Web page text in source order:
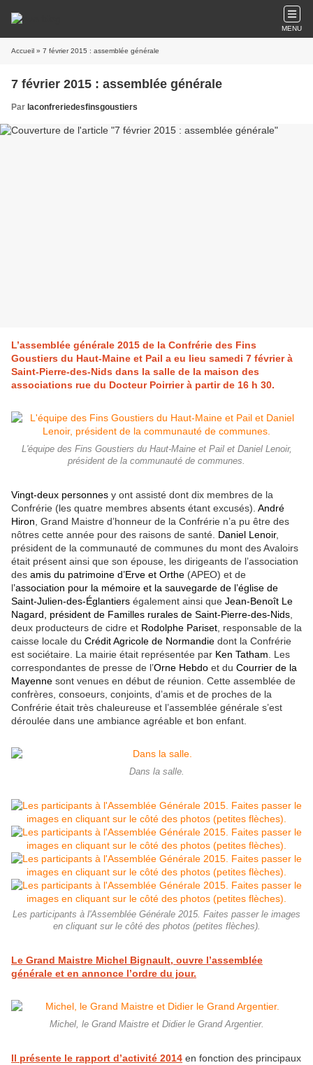
MENU
Accueil » 7 février 2015 : assemblée générale
7 février 2015 : assemblée générale
Par laconfreriedesfinsgoustiers
L’assemblée générale 2015 de la Confrérie des Fins
Goustiers du Haut-Maine et Pail a eu lieu samedi 7 février à
Saint-Pierre-des-Nids dans la salle de la maison des
associations rue du Docteur Poirrier à partir de 16 h 30.
L'équipe des Fins Goustiers du Haut-Maine et Pail et Daniel Lenoir,
président de la communauté de communes.
Vingt-deux personnes y ont assisté dont dix membres de la
Confrérie (les quatre membres absents étant excusés). André
Hiron , Grand Maistre d’honneur de la Confrérie n’a pu être des
nôtres cette année pour des raisons de santé. Daniel Lenoir,
président de la communauté de communes du mont des Avaloirs
était présent ainsi que son épouse, les dirigeants de l’association
des amis du patrimoine d’Erve et Orthe (APEO) et de
l’association pour la mémoire et la sauvegarde de l’église de
Saint-Julien-des-Églantiers également ainsi que Jean-Benoît Le
Nagard, président de Familles rurales de Saint-Pierre-des-Nids
deux producteurs de cidre et Rodolphe Pariset , responsable de la
caisse locale du Crédit Agricole de Normandie dont la Confrérie
est sociétaire. La mairie était représentée par Ken Tatham . Les
correspondantes de presse de l’Orne Hebdo et du Courrier de la
Mayenne sont venues en début de réunion. Cette assemblée de
confrères, consoeurs, conjoints, d’amis et de proches de la
Confrérie était très chaleureuse et l’assemblée générale s’est
déroulée dans une ambiance agréable et bon enfant.
Dans la salle.
Les participants à l'Assemblée Générale 2015. Faites passer le images
en cliquant sur le côté des photos (petites flèches).
Le Grand Maistre Michel Bignault, ouvre l’assemblée
générale et en annonce l’ordre du jour.
Michel, le Grand Maistre et Didier le Grand Argentier.
Il présente le rapport d’activité 2014 en fonction des principaux